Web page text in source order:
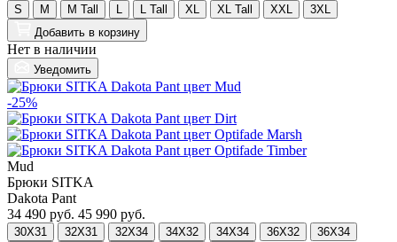
S M M Tall L Tall XL XL Tall XXL
3XL
Добавить в корзину
Нет в наличии
Уведомить
-25%
Mud
Брюки SITKA
Dakota Pant
34 490 руб. 45 990 руб.
30X31 32X31 32X34 34X32 34X34 36X32
36X34